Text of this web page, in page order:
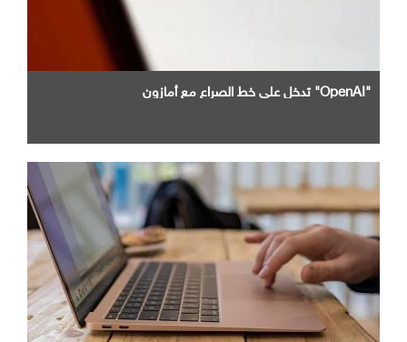
"OpenAI" تدخل علي خط الصراع مع أمازون